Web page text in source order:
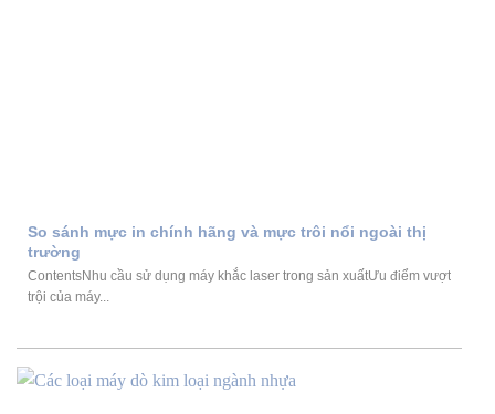
So sánh mực in chính hãng và mực trôi nổi ngoài thị
trường
ContentsNhu cầu sử dụng máy khắc laser trong sản xuấtƯu điểm vượt
trội của máy...